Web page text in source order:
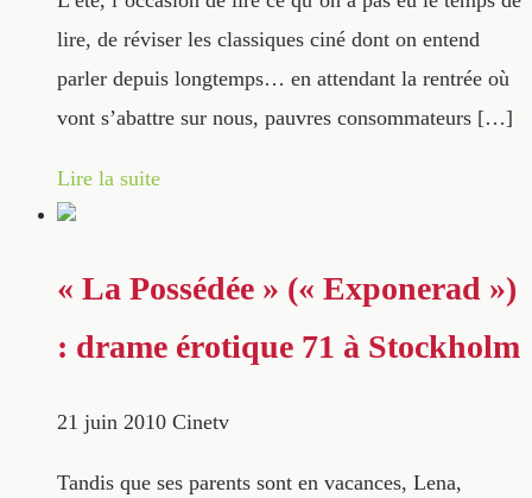
lire, de réviser les classiques ciné dont on entend
parler depuis longtemps… en attendant la rentrée où
vont s’abattre sur nous, pauvres consommateurs […]
Lire la suite
« La Possédée » (« Exponerad »)
: drame érotique 71 à Stockholm
21 juin 2010 Cinetv
Tandis que ses parents sont en vacances, Lena,